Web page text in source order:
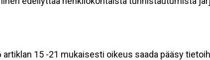
15 -21 mukaisesti oikeus saada pääsy